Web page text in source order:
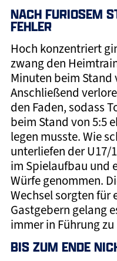
NACH FURIOSEM
FEHLER
Hoch konzentriert
zwang den
Minuten beim Stand
Anschließend
den Faden, sodass
beim Stand von 5:5
legen musste. Wie
unterliefen der U17/
im Spielaufbau und
Würfe genommen.
Wechsel sorgten für
Gastgebern gelang
immer in Führung
BIS ZUM ENDE